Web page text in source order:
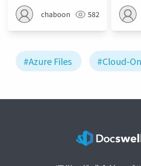
chaboon 582
#Azure Files #Cloud-